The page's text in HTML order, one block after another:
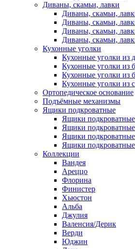
Диваны, скамьи, лавки
Диваны, скамьи,
Диваны, скамьи,
Диваны, скамьи,
Диваны, скамьи,
Кухонные уголки
Кухонные уголки из
Кухонные уголки из
Кухонные уголки из
Кухонные уголки из
Ортопедическое основание
Подъёмные механизмы
Ящики подкроватные
Ящики подкроватные
Ящики подкроватные
Ящики подкроватные
Ящики
Коллекции
Вандея
Ареццо
Флорина
Финистер
Хьюстон
Альба
Джулия
Валенсия/Дерик
Верди
Юджин